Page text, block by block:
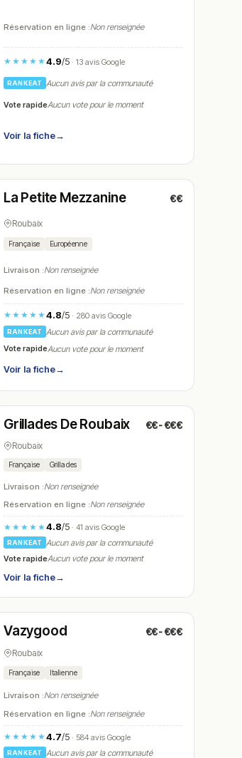
Réservation en ligne :Non renseignée
★★★★★4.9/5 · 13 avis Google
RANKEAT Aucun avis par la communauté
Vote rapideAucun vote pour le moment
Voir la fiche→
N° 8
Ouvert(11:45 – 14:30, 19:00 – 23:00)
La Petite Mezzanine €€
Roubaix
Française Européenne
Livraison :Non renseignée
Réservation en ligne :Non renseignée
★★★★★4.8/5 · 280 avis Google
RANKEAT
Aucun avis par la communauté
Vote rapideAucun vote pour le moment
Voir la fiche→
N° 11
Ouvert(12:00 – 23:00)
Grillades De Roubaix €€-€€€
Roubaix
Française Grillades
Livraison :Non renseignée
Réservation en ligne :Non renseignée
★★★★★4.8/5 · 41 avis Google
RANKEAT
Aucun avis par la communauté
Vote rapideAucun vote pour le moment
Voir la fiche→
N° 14
Ouvert(12:00 – 23:00)
Vazygood €€-€€€
Roubaix
Française Italienne
Livraison :Non renseignée
Réservation en ligne :Non renseignée
★★★★★4.7/5 · 584 avis Google
RANKEAT
Aucun avis par la communauté